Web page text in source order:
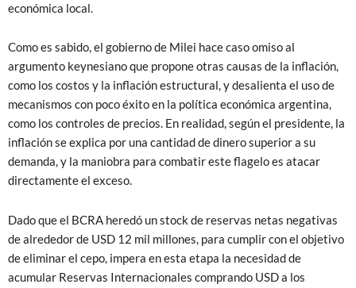
económica local.
Como es sabido, el gobierno de Milei hace caso omiso al
argumento keynesiano que propone otras causas de la inflación,
como los costos y la inflación estructural, y desalienta el uso de
mecanismos con poco éxito en la política económica argentina,
como los controles de precios. En realidad, según el presidente, la
inflación se explica por una cantidad de dinero superior a su
demanda, y la maniobra para combatir este flagelo es atacar
directamente el exceso.
Dado que el BCRA heredó un stock de reservas netas negativas
de alrededor de USD 12 mil millones, para cumplir con el objetivo
de eliminar el cepo, impera en esta etapa la necesidad de
acumular Reservas Internacionales comprando USD a los